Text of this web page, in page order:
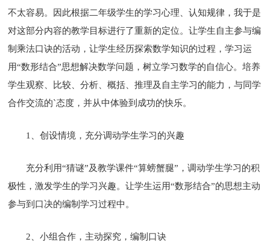
不太容易。因此根据二年级学生的学习心理、认知规律，我于是
对这部分内容的教学目标进行了重新的定位。让学生自主参与编
制乘法口诀的活动，让学生经历探索数学知识的过程，学习运
用“数形结合”思想解决数学问题，树立学习数学的自信心。培养
学生观察、比较、分析、概括、推理及自主学习的能力，与同学
合作交流的`态度，并从中体验到成功的快乐。
1、创设情境，充分调动学生学习的兴趣
充分利用“猜谜”及教学课件“算螃蟹腿”，调动学生学习的积
极性，激发学生的学习兴趣。让学生运用“数形结合”的思想主动
参与到口决的编制学习过程中。
2、小组合作，主动探究，编制口诀